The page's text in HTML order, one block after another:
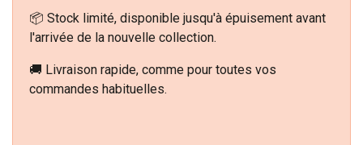
📦 Stock limité, disponible jusqu'à épuisement avant
l'arrivée de la nouvelle collection.
🚚 Livraison rapide, comme pour toutes vos
commandes habituelles.